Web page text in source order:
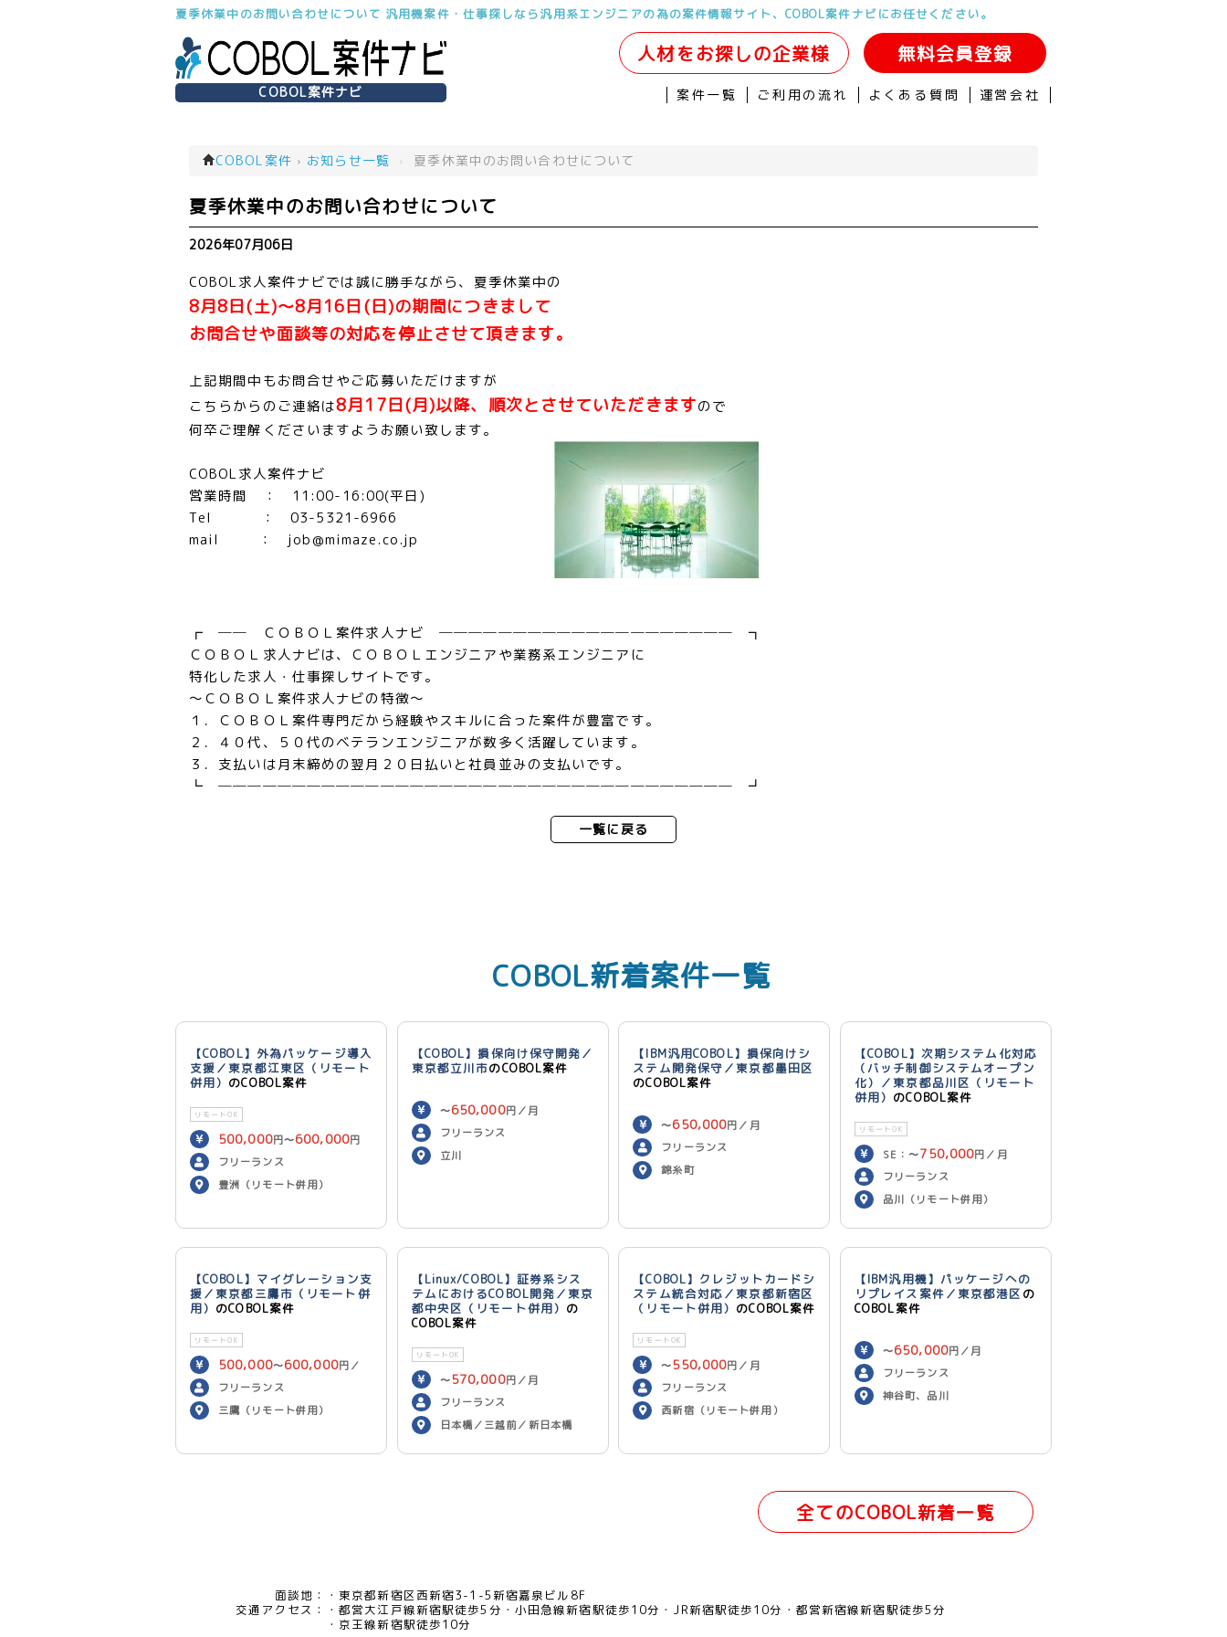
夏季休業中のお問い合わせについて 汎用機案件・仕事探しなら汎用系エンジニアの為の案件情報サイト、COBOL案件ナビにお任せください。
COBOL案件ナビ
人材をお探しの企業様 無料会員登録
案件一覧 ご利用の流れ よくある質問 運営会社
COBOL案件 › お知らせ一覧 › 夏季休業中のお問い合わせについて
夏季休業中のお問い合わせについて
2026年07月06日
COBOL求人案件ナビでは誠に勝手ながら、夏季休業中の
8月8日(土)～8月16日(日)の期間につきまして
お問合せや面談等の対応を停止させて頂きます。
上記期間中もお問合せやご応募いただけますが
こちらからのご連絡は8月17日(月)以降、順次とさせていただきますので
何卒ご理解くださいますようお願い致します。
COBOL求人案件ナビ
営業時間 ： 11:00-16:00(平日)
Tel ： 03-5321-6966
mail ： job@mimaze.co.jp
┏ ── ＣＯＢＯＬ案件求人ナビ ──────────────────── ┓
ＣＯＢＯＬ求人ナビは、ＣＯＢＯＬエンジニアや業務系エンジニアに
特化した求人・仕事探しサイトです。
～ＣＯＢＯＬ案件求人ナビの特徴～
１．ＣＯＢＯＬ案件専門だから経験やスキルに合った案件が豊富です。
２．４０代、５０代のベテランエンジニアが数多く活躍しています。
３．支払いは月末締めの翌月２０日払いと社員並みの支払いです。
┗ ─────────────────────────────────── ┛
一覧に戻る
COBOL新着案件一覧
【COBOL】外為パッケージ導入
支援／東京都江東区（リモート
併用） のCOBOL案件
リモートOK
500,000円〜600,000円
／月
フリーランス
豊洲（リモート併用）
【COBOL】損保向け保守開発／
東京都立川市のCOBOL案件
〜650,000円／月
フリーランス
立川
【IBM汎用COBOL】損保向けシ
ステム開発保守／東京都墨田区
のCOBOL案件
〜650,000円／月
フリーランス
錦糸町
【COBOL】次期システム化対応
（バッチ制御システムオープン
化）／東京都品川区（リモート
併用） のCOBOL案件
リモートOK
SE：〜750,000円／月
PG：〜700,000
フリーランス
品川（リモート併用）
【COBOL】マイグレーション支
援／東京都三鷹市（リモート併
用） のCOBOL案件
リモートOK
500,000〜600,000円／
月
フリーランス
三鷹（リモート併用）
【Linux/COBOL】証券系シス
テムにおけるCOBOL開発／東京
都中央区（リモート併用） の
COBOL案件
リモートOK
〜 570,000円／月
フリーランス
日本橋／三越前／新日本橋
【COBOL】クレジットカードシ
ステム統合対応／東京都新宿区
（リモート併用） のCOBOL案件
リモートOK
〜 550,000円／月
フリーランス
西新宿（リモート併用）
【IBM汎用機】パッケージへの
リプレイス案件／東京都港区 の
COBOL案件
〜650,000円／月
フリーランス
神谷町、品川
全てのCOBOL新着一覧
面談地：
東京都新宿区西新宿3-1-5新宿嘉泉ビル8F
交通アクセス：
都営大江戸線新宿駅徒歩5分 小田急線新宿駅徒歩10分 JR新宿駅徒歩10分
都営新宿線新宿駅徒歩5分
京王線新宿駅徒歩10分